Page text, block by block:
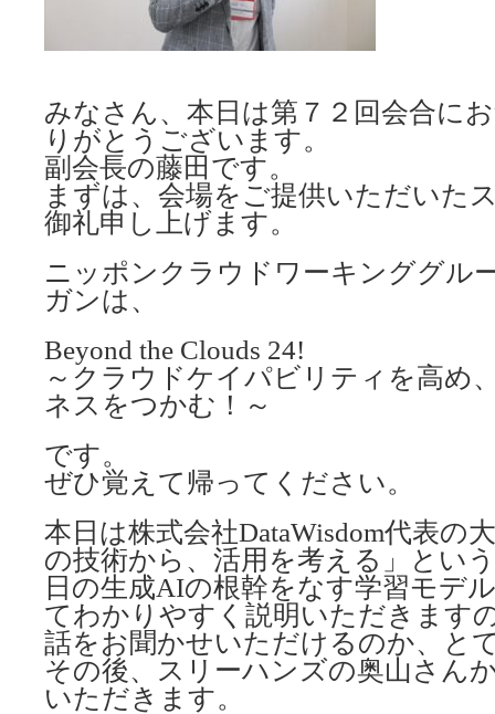
みなさん、本日は第７２回会合に
りがとうございます。
副会長の藤田です。
まずは、会場をご提供いただいた
御礼申し上げます。
ニッポンクラウドワーキンググル
ガンは、
Beyond the Clouds 24!
～クラウドケイパビリティを高め
ネスをつかむ！～
です。
ぜひ覚えて帰ってください。
本日は株式会社DataWisdom代表の
の技術から、活用を考える」とい
日の生成AIの根幹をなす学習モデ
てわかりやすく説明いただきます
話をお聞かせいただけるのか、と
その後、スリーハンズの奥山さん
いただきます。